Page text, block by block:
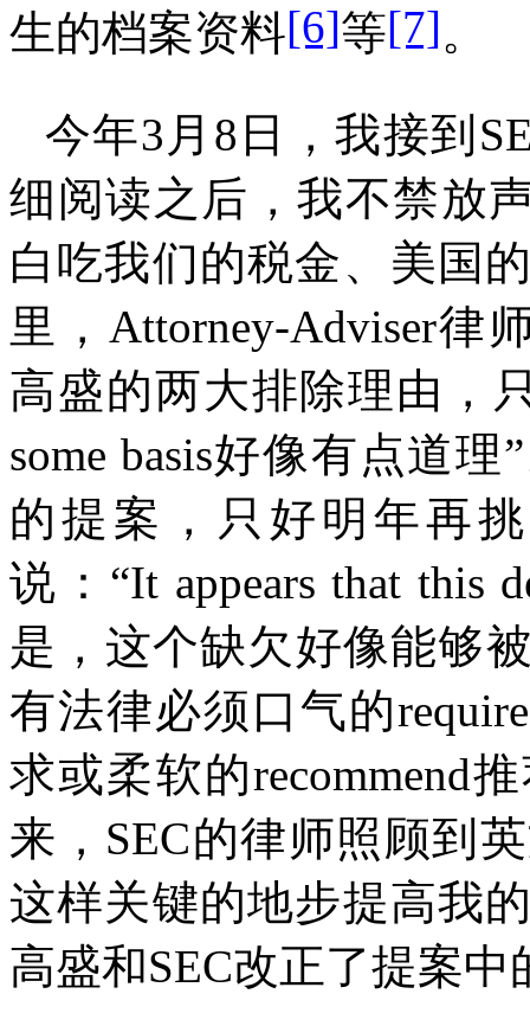
生的档案资料[6]等[7]。
今年3 月 8 日，我接到
细阅读之后，我不禁放
白吃我们的税金、美国
里， Attorney-Adviser律
高盛的两大排除理由，
some basis好像有点道理”
的提案，只好明年再
说： “It appears that this
是，这个缺欠好像能够
有法律必须口气的require
求或柔软的recommend
来， SEC的律师照顾到
这样关键的地步提高我
高盛和SEC改正了提案中